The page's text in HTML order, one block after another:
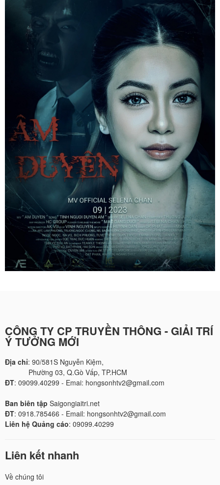
CÔNG TY CP TRUYỀN THÔNG - GIẢI TRÍ
Ý TƯỞNG MỚI
Địa chỉ: 90/581S Nguyễn Kiệm,
Phường 03, Q.Gò Vấp, TP.HCM
ĐT: 09099.40299 - Emai: hongsonhtv2@gmail.com
Ban biên tập Saigongiaitri.net
ĐT: 0918.785466 - Email: hongsonhtv2@gmail.com
Liên hệ Quảng cáo: 09099.40299
Liên kết nhanh
Về chúng tôi